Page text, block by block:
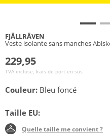
FJÄLLRÄVEN
Veste isolante sans manches
229,95
TVA incluse, frais de port en sus
Couleur: Bleu foncé
Taille EU:
Quelle taille me convient ?